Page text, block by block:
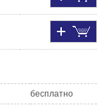
бесплатно